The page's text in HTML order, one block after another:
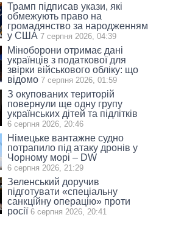
Трамп підписав укази, які
обмежують право на
громадянство за народженням
у США 7 серпня 2026, 04:39
Міноборони отримає дані
українців з податкової для
звірки військового обліку: що
відомо 7 серпня 2026, 01:59
З окупованих територій
повернули ще одну групу
українських дітей та підлітків
6 серпня 2026, 20:46
Німецьке вантажне судно
потрапило під атаку дронів у
Чорному морі – DW
6 серпня 2026, 21:29
Зеленський доручив
підготувати «спеціальну
санкційну операцію» проти
росії 6 серпня 2026, 20:41